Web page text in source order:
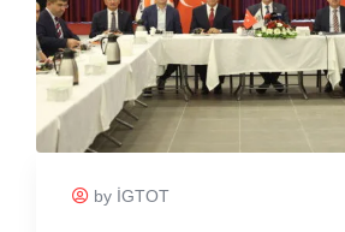
by İGTOT